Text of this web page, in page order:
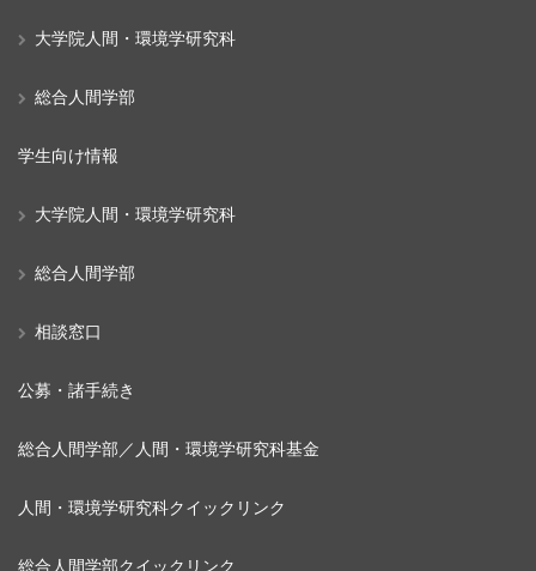
大学院人間・環境学研究科
総合人間学部
学生向け情報
大学院人間・環境学研究科
総合人間学部
相談窓口
公募・諸手続き
総合人間学部／人間・環境学研究科基金
人間・環境学研究科クイックリンク
総合人間学部クイックリンク